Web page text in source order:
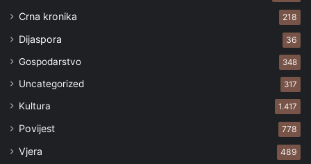
Crna kronika 218
Dijaspora 36
Gospodarstvo 348
Uncategorized 317
Kultura 1.417
Povijest 778
Vjera 489